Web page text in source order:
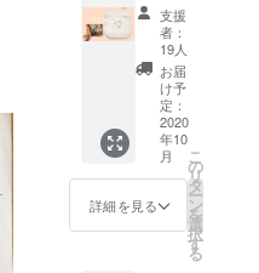
用する
ことは
ありま
せん。
だきま
す。 ※
送付以
外の目
的で使
用する
ことは
ありま
せん。
トカー
ド 感謝
の気持
ちを込
めて、
トート
バッグ
＆ポス
トカー
ドをお
送りさ
せてい
ただき
支援
者：
19人
お届
け予
定：
2020
年10
月
詳細を見る
こ
の
リ
タ
ー
ン
を
選
択
す
る